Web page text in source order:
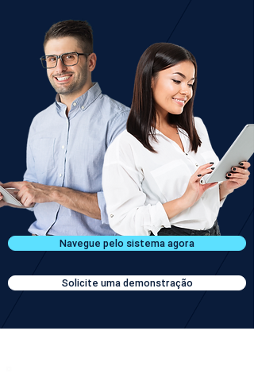
Navegue pelo sistema agora
Solicite uma demonstração